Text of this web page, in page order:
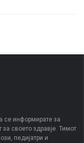
се информирате за
своето здравје. Тимот
педијатри и